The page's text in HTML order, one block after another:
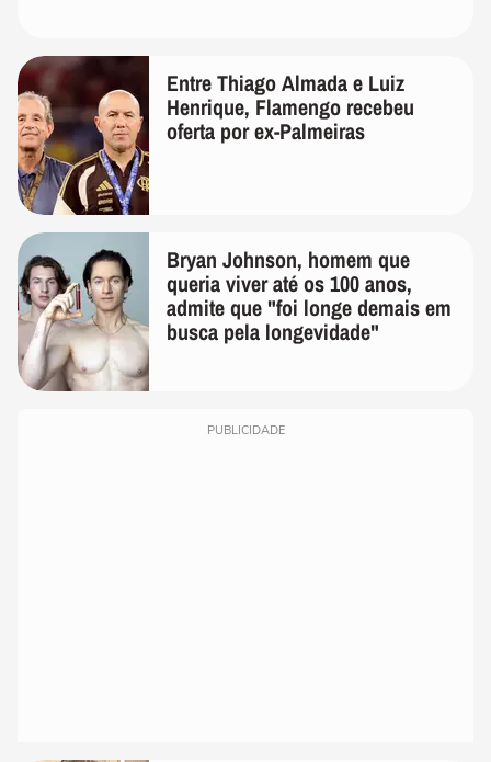
Entre Thiago Almada e Luiz
Henrique, Flamengo recebeu
oferta por ex-Palmeiras
Bryan Johnson, homem que
queria viver até os 100 anos,
admite que "foi longe demais em
busca pela longevidade"
PUBLICIDADE